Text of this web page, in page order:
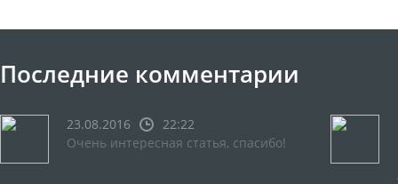
Последние комментарии
23.08.2016
22:22
Очень интересная статья, спасибо!